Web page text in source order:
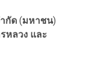
กัด (มหาชน)
หลวง และ